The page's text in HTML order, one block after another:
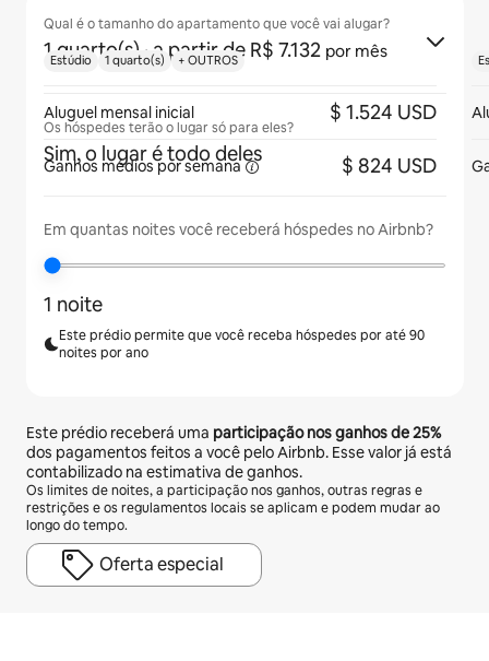
Qual é o tamanho do apartamento que você vai alugar?
1 quarto(s) · a partir de R$ 7.132 por mês
Os hóspedes terão o lugar só para eles?
Sim, o lugar é todo deles
Em quantas noites você receberá hóspedes no Airbnb?
1 noite
Este prédio permite que você receba hóspedes por até 90
noites por ano
Este prédio receberá uma participação nos ganhos de25%
dos pagamentos feitos a você pelo Airbnb. Esse valor já está
contabilizado na estimativa de ganhos.
Os limites de noites, a participação nos ganhos, outras regras e
restrições e os regulamentos locais se aplicam e podem mudar ao
longo do tempo.
Oferta especial
Estúdio 1 quarto(s) + OUTROS
Aluguel mensal inicial $ 1.524 USD
Ganhos médiospor semana $ 824 USD